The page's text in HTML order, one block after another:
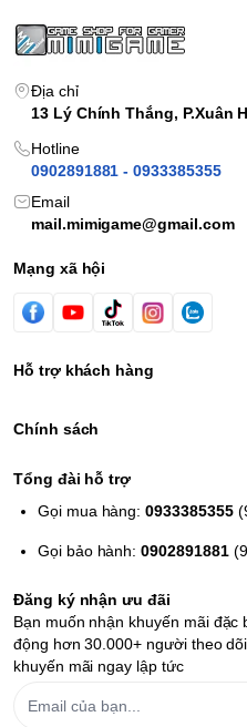
THÔNG TIN CHI TIẾT
MÀU TÍM SPLATOON
Tay cầm tương tự Pro
Switch, mang lại cho bạn
Đầy đủ các phím bấm, tính
Có thể điều chỉnh nhiều kiểu
Không có kết nối NFC
Dung lượng pin: 600 mAh (5-
Địa chỉ
13 Lý Chính Thắng, P.Xuân
Hotline
0902891881 - 0933385355
Email
mail.mimigame@gmail.com
Mạng xã hội
Hỗ trợ khách hàng
Chính sách
Tổng đài hỗ trợ
Gọi mua hàng:0933385355
Gọi bảo hành:0902891881
Đăng ký nhận ưu đãi
Bạn muốn nhận khuyến mãi
động hơn 30.000+ người theo
khuyến mãi ngay lập tức